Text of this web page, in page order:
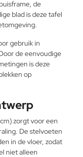
de
blad is deze tafel
gebruik in
de eenvoudige
is deze
op
zorgt voor een
De stelvoeten
in de vloer, zodat
niet alleen